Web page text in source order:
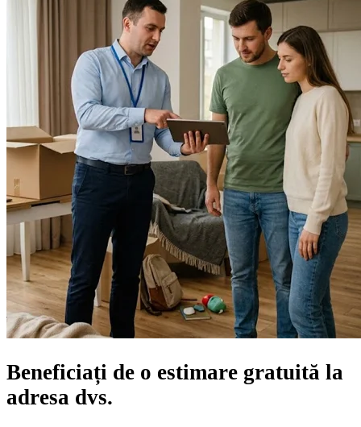
Beneficiați de o estimare gratuită la
adresa dvs.